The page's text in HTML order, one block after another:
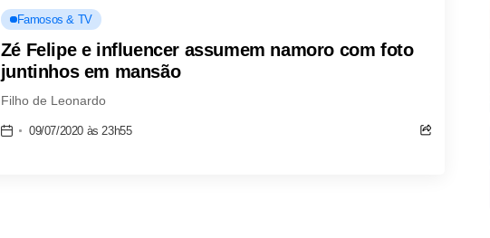
Famosos & TV
Zé Felipe e influencer assumem namoro com foto
juntinhos em mansão
Filho de Leonardo
09/07/2020 às 23h55